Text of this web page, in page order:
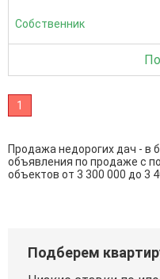
Собственник
1
Продажа недорогих дач - в
объявления по продаже с
объектов от 3 300 000 до 3
Подберем